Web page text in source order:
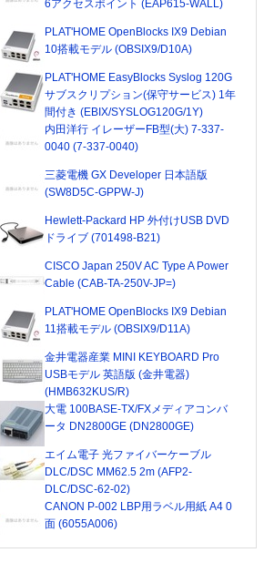
6アクセスポイント (EAP615-WALL)
PLAT'HOME OpenBlocks IX9 Debian
10搭載モデル (OBSIX9/D10A)
PLAT'HOME EasyBlocks Syslog 120G
サブスクリプション(保守サービス) 1年
間付き (EBIX/SYSLOG120G/1Y)
内田洋行 イレーザーFB型(大) 7-337-
0040 (7-337-0040)
三菱電機 GX Developer 日本語版
(SW8D5C-GPPW-J)
Hewlett-Packard HP 外付けUSB DVD
ドライブ (701498-B21)
CISCO Japan 250V AC Type A Power
Cable (CAB-TA-250V-JP=)
PLAT'HOME OpenBlocks IX9 Debian
11搭載モデル (OBSIX9/D11A)
金井電器産業 MINI KEYBOARD Pro
USBモデル 英語版 (金井電器)
(HMB632KUS/R)
大電 100BASE-TX/FXメディアコンバ
ータ DN2800GE (DN2800GE)
エイム電子 光ファイバーケーブル
DLC/DSC MM62.5 2m (AFP2-
DLC/DSC-62-02)
CANON P-002 LBP用ラベル用紙 A4 0
面 (6055A006)